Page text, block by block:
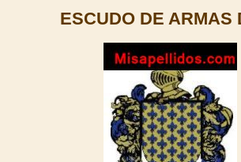
ESCUDO DE ARMAS